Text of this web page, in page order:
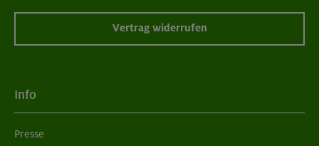
Vertrag widerrufen
Info
Presse